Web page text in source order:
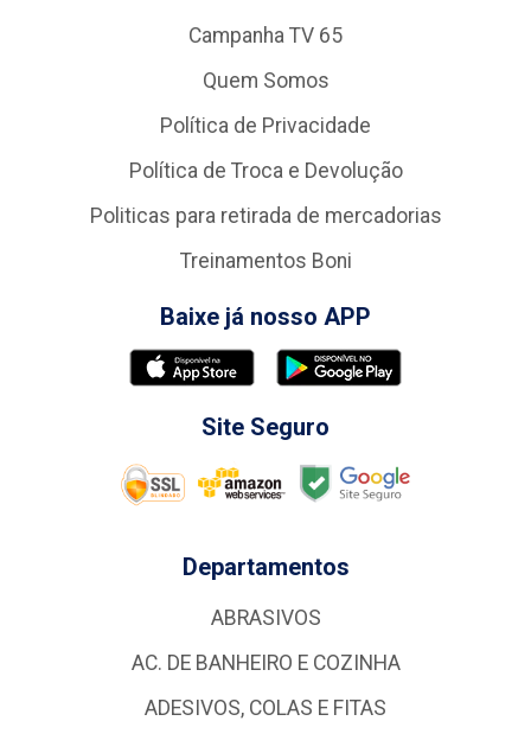
Campanha TV 65
Quem Somos
Política de Privacidade
Política de Troca e Devolução
Politicas para retirada de mercadorias
Treinamentos Boni
Baixe já nosso APP
Site Seguro
Departamentos
ABRASIVOS
AC. DE BANHEIRO E COZINHA
ADESIVOS, COLAS E FITAS